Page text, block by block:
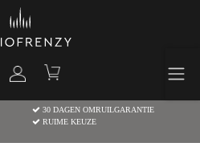
30 DAGEN OMRUILGARANTIE
RUIME KEUZE